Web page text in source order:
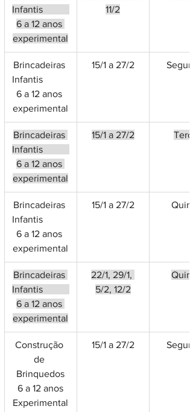
Infantis
6 a 12 anos
experimental
11/2
Brincadeiras
Infantis
6 a 12 anos
experimental
15/1 a 27/2
Brincadeiras
Infantis
6 a 12 anos
experimental
15/1 a 27/2 Terça
Brincadeiras
Infantis
6 a 12 anos
experimental
15/1 a 27/2
Brincadeiras
Infantis
6 a 12 anos
experimental
22/1, 29/1,
5/2, 12/2
Construção
de
Brinquedos
6 a 12 anos
Experimental
15/1 a 27/2